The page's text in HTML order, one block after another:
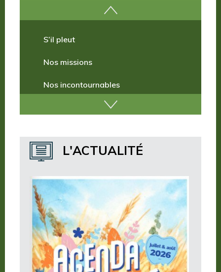
Nos incontournables
Où dormir ?
L'ACTUALITÉ